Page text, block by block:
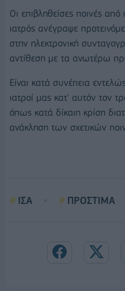
Οι επιβληθείσες ποινές
ιατρός ανέγραψε
στην ηλεκτρονική
αντίθεση με τα ανωτέρω
Είναι κατά συνέπεια
ιατροί μας κατ' αυτόν τον
όπως κατά δίκαιη κρίση
ανάκληση των σχετικών
ΙΣΑ ΠΡΟΣΤΙΜΑ